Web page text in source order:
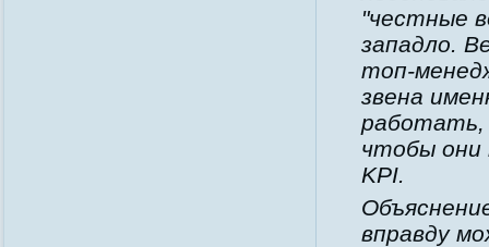
"честные
западло.
топ-
звена
работать,
чтобы они
KPI.
вправду